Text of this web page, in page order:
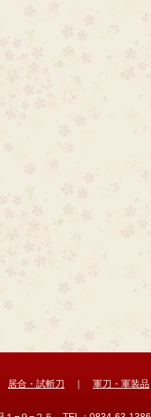
居合・試斬刀 軍刀・軍装品